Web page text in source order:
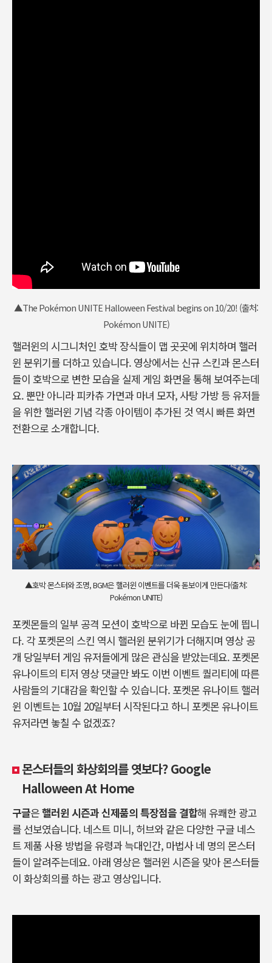
▲The Pokémon UNITE Halloween Festival begins on 10/20! (출처:
Pokémon UNITE)
핼러윈의 시그니처인 호박 장식들이 맵 곳곳에 위치하며 핼러
윈 분위기를 더하고 있습니다. 영상에서는 신규 스킨과 몬스터
들이 호박으로 변한 모습을 실제 게임 화면을 통해 보여주는데
요. 뿐만 아니라 피카츄 가면과 마녀 모자, 사탕 가방 등 유저들
을 위한 핼러윈 기념 각종 아이템이 추가된 것 역시 빠른 화면
전환으로 소개합니다.
▲호박 몬스터와 조명, BGM은 핼러윈 이벤트를 더욱 돋보이게 만든다(출처:
Pokémon UNITE)
포켓몬들의 일부 공격 모션이 호박으로 바뀐 모습도 눈에 띕니
다. 각 포켓몬의 스킨 역시 핼러윈 분위기가 더해지며 영상 공
개 당일부터 게임 유저들에게 많은 관심을 받았는데요. 포켓몬
유나이트의 티저 영상 댓글만 봐도 이번 이벤트 퀄리티에 따른
사람들의 기대감을 확인할 수 있습니다. 포켓몬 유나이트 핼러
윈 이벤트는 10월 20일부터 시작된다고 하니 포켓몬 유나이트
유저라면 놓칠 수 없겠죠?
몬스터들의 화상회의를 엿보다? Google
Halloween At Home
구글은핼러윈 시즌과 신제품의 특장점을 결합해 유쾌한 광고
를 선보였습니다. 네스트 미니, 허브와 같은 다양한 구글 네스
트 제품 사용 방법을 유령과 늑대인간, 마법사 네 명의 몬스터
들이 알려주는데요. 아래 영상은 핼러윈 시즌을 맞아 몬스터들
이 화상회의를 하는 광고 영상입니다.